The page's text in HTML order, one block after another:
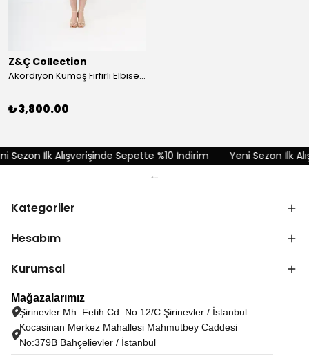
Z&Ç Collection
Akordiyon Kumaş Fırfırlı Elbise - Kırmızı
₺ 3,800.00
İlk Alışverişinde Sepette %10 İndirim Yeni Sezon İlk
Kategoriler
Hesabım
Kurumsal
Mağazalarımız
Şirinevler Mh. Fetih Cd. No:12/C Şirinevler / İstanbul
Kocasinan Merkez Mahallesi Mahmutbey Caddesi
No:379B Bahçelievler / İstanbul